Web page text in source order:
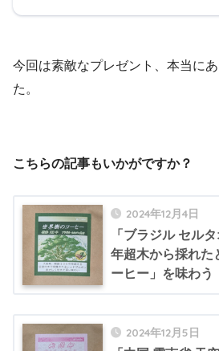
今回は素敵なプレゼント、本当に
た。
こちらの記事もいかがですか？
2024年12月4日
「ブラジル セル
年超木から採れた
ーヒー」を味わう
2024年12月5日